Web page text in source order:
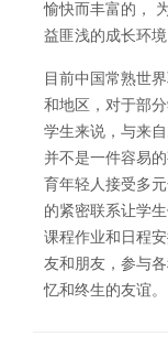
愉快而丰富的，
益匪浅的成长环境
目前中国常熟世
和地区，对于部
学生来说，与来
并不是一件容易
育年轻人接受多
的紧密联系让学
课程作业和日程
友和朋友，参与
忆和终生的友谊。